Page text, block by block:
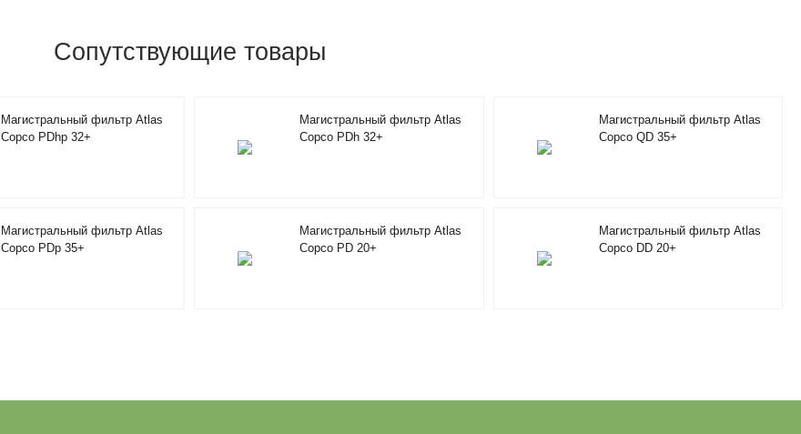
Сопутствующие товары
Магистральный фильтр Atlas
Copco PDhp 32+
Магистральный фильтр Atlas
Copco PDh 32+
Магистральный фильтр Atlas
Copco QD 35+
Магистральный фильтр Atlas
Copco PDp 35+
Магистральный фильтр Atlas
Copco PD 20+
Магистральный фильтр Atlas
Copco DD 20+